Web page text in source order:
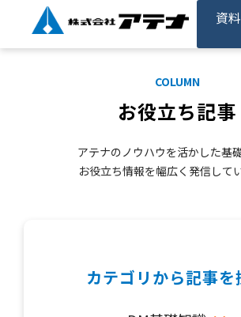
資
対応事例
COLUMN
お役立ち記事
アテナのノウハウを活かした基
お役立ち情報を幅広く発信してい
カテゴリから記事を